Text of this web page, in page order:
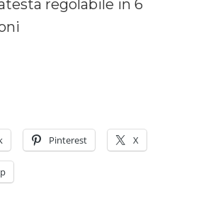
regolabile in 6
Pinterest X